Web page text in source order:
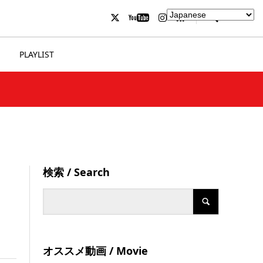
PLAYLIST
検索 / Search
オススメ動画 / Movie